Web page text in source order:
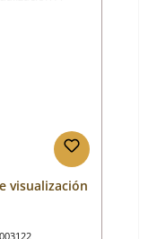
visualización